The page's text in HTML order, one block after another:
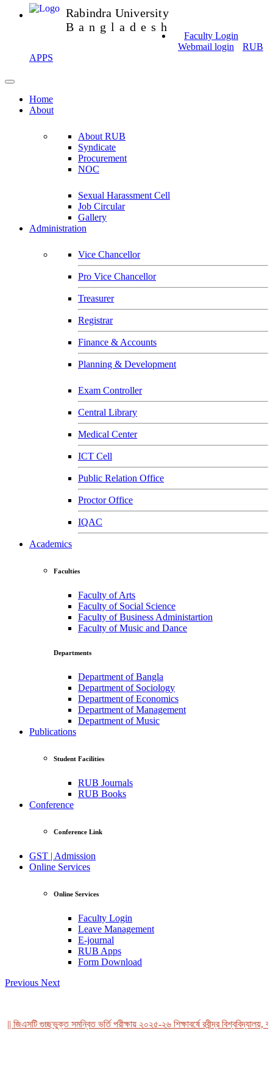
Rabindra University
Bangladesh
Faculty Login
Webmail login
RUB
APPS
Home
About
About RUB
Syndicate
Procurement
NOC
Sexual Harassment Cell
Job Circular
Gallery
Administration
Vice Chancellor
Pro Vice Chancellor
Treasurer
Registrar
Finance & Accounts
Planning & Development
Exam Controller
Central Library
Medical Center
ICT Cell
Public Relation Office
Proctor Office
IQAC
Academics
Faculties
Faculty of Arts
Faculty of Social Science
Faculty of Business Administartion
Faculty of Music and Dance
Departments
Department of Bangla
Department of Sociology
Department of Economics
Department of Management
Department of Music
Publications
Student Facilities
RUB Journals
RUB Books
Conference
Conference Link
GST | Admission
Online Services
Online Services
Faculty Login
Leave Management
E-journal
RUB Apps
Form Download
Previous Next
গুচ্ছভুক্ত সমন্বিত ভর্তি পরীক্ষায় ২০২৫-২৬ শিক্ষাবর্ষে রবীন্দ্র বিশ্ববিদ্যালয়,